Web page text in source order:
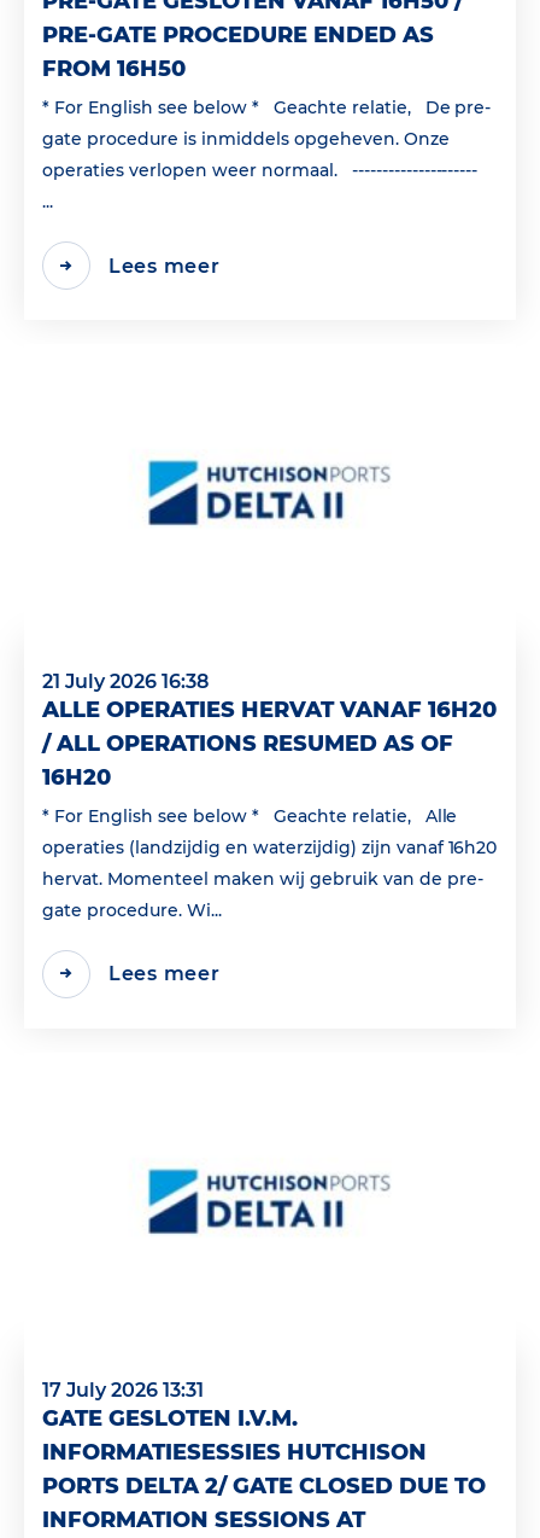
PRE-GATE PROCEDURE ENDED AS
FROM 16H50
* For English see below * Geachte relatie, De pre-
gate procedure is inmiddels opgeheven. Onze
operaties verlopen weer normaal. ---------------------
...
Lees meer
21 July 2026 16:38
ALLE OPERATIES HERVAT VANAF 16H20
/ ALL OPERATIONS RESUMED AS OF
16H20
* For English see below * Geachte relatie, Alle
operaties (landzijdig en waterzijdig) zijn vanaf 16h20
hervat. Momenteel maken wij gebruik van de pre-
gate procedure. Wi...
Lees meer
17 July 2026 13:31
GATE GESLOTEN I.V.M.
INFORMATIESESSIES HUTCHISON
PORTS DELTA 2/ GATE CLOSED DUE TO
INFORMATION SESSIONS AT